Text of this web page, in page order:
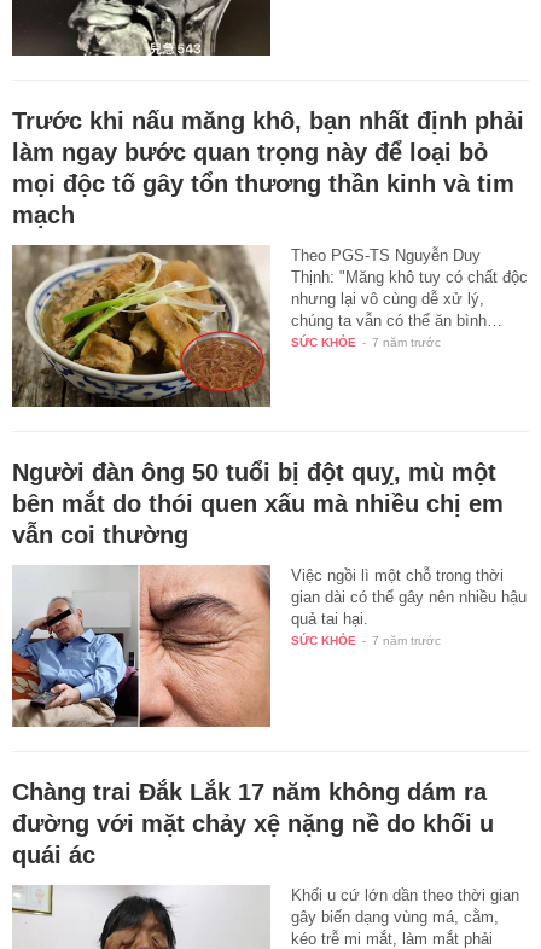
Trước khi nấu măng khô, bạn nhất định phải
làm ngay bước quan trọng này để loại bỏ
mọi độc tố gây tổn thương thần kinh và tim
mạch
Theo PGS-TS Nguyễn Duy
Thịnh: "Măng khô tuy có chất độc
nhưng lại vô cùng dễ xử lý,
chúng ta vẫn có thể ăn bình…
SỨC KHỎE - 7 năm trước
Người đàn ông 50 tuổi bị đột quỵ, mù một
bên mắt do thói quen xấu mà nhiều chị em
vẫn coi thường
Việc ngồi lì một chỗ trong thời
gian dài có thể gây nên nhiều hậu
quả tai hại.
SỨC KHỎE - 7 năm trước
Chàng trai Đắk Lắk 17 năm không dám ra
đường với mặt chảy xệ nặng nề do khối u
quái ác
Khối u cứ lớn dần theo thời gian
gây biến dạng vùng má, cằm,
kéo trễ mi mắt, làm mắt phải